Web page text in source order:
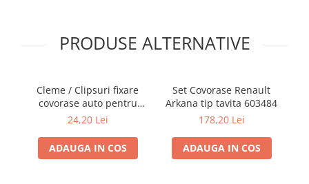
PRODUSE ALTERNATIVE
Cleme / Clipsuri fixare
covorase auto pentru
Renault / Nissan
24,20 Lei
ADAUGA IN COS
Set Covorase Renault
Arkana tip tavita 603484
178,20 Lei
ADAUGA IN COS